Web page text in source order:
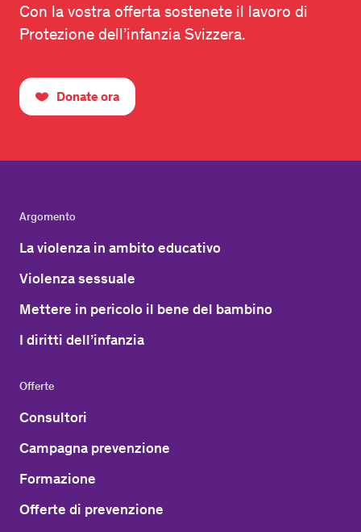
Con la vostra offerta sostenete il lavoro di
Protezione dell’infanzia Svizzera.
Donate ora
Argomento
La violenza in ambito educativo
Violenza sessuale
Mettere in pericolo il bene del bambino
I diritti dell’infanzia
Offerte
Consultori
Campagna prevenzione
Formazione
Offerte di prevenzione